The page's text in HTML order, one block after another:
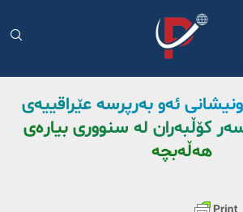
ئەو بەرپرسە عێراقییەی
کۆڵبەران لە سنووری بیارەی
هەڵەبچە